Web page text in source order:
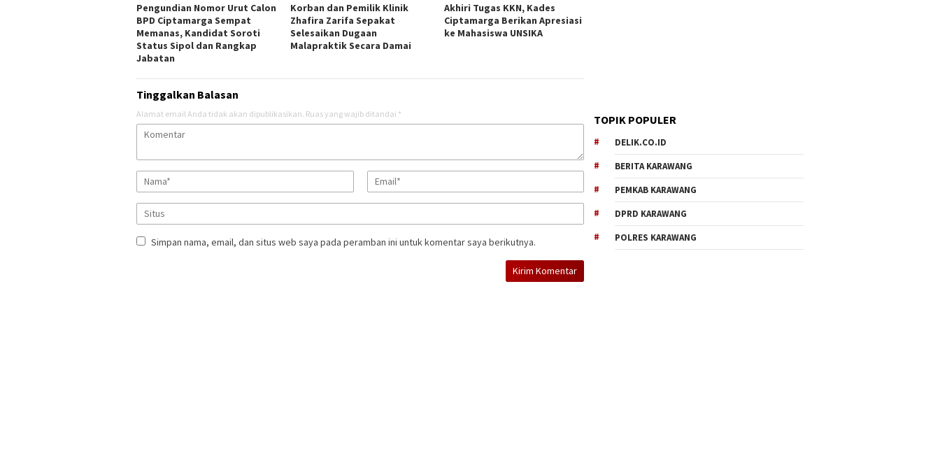
Pengundian Nomor Urut Calon
BPD Ciptamarga Sempat
Memanas, Kandidat Soroti
Status Sipol dan Rangkap
Jabatan
Korban dan Pemilik Klinik
Zhafira Zarifa Sepakat
Selesaikan Dugaan
Malapraktik Secara Damai
Akhiri Tugas KKN, Kades
Ciptamarga Berikan Apresiasi
ke Mahasiswa UNSIKA
Tinggalkan Balasan
Alamat email Anda tidak akan dipublikasikan. Ruas yang wajib ditandai *
Simpan nama, email, dan situs web saya pada peramban ini untuk komentar saya berikutnya.
TOPIK POPULER
DELIK.CO.ID
BERITA KARAWANG
PEMKAB KARAWANG
DPRD KARAWANG
POLRES KARAWANG